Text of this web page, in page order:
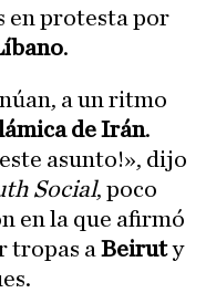
en protesta por
.
a un ritmo
de Irán.
asunto!», dijo
Social, poco
en la que afirmó
tropas a Beiruty